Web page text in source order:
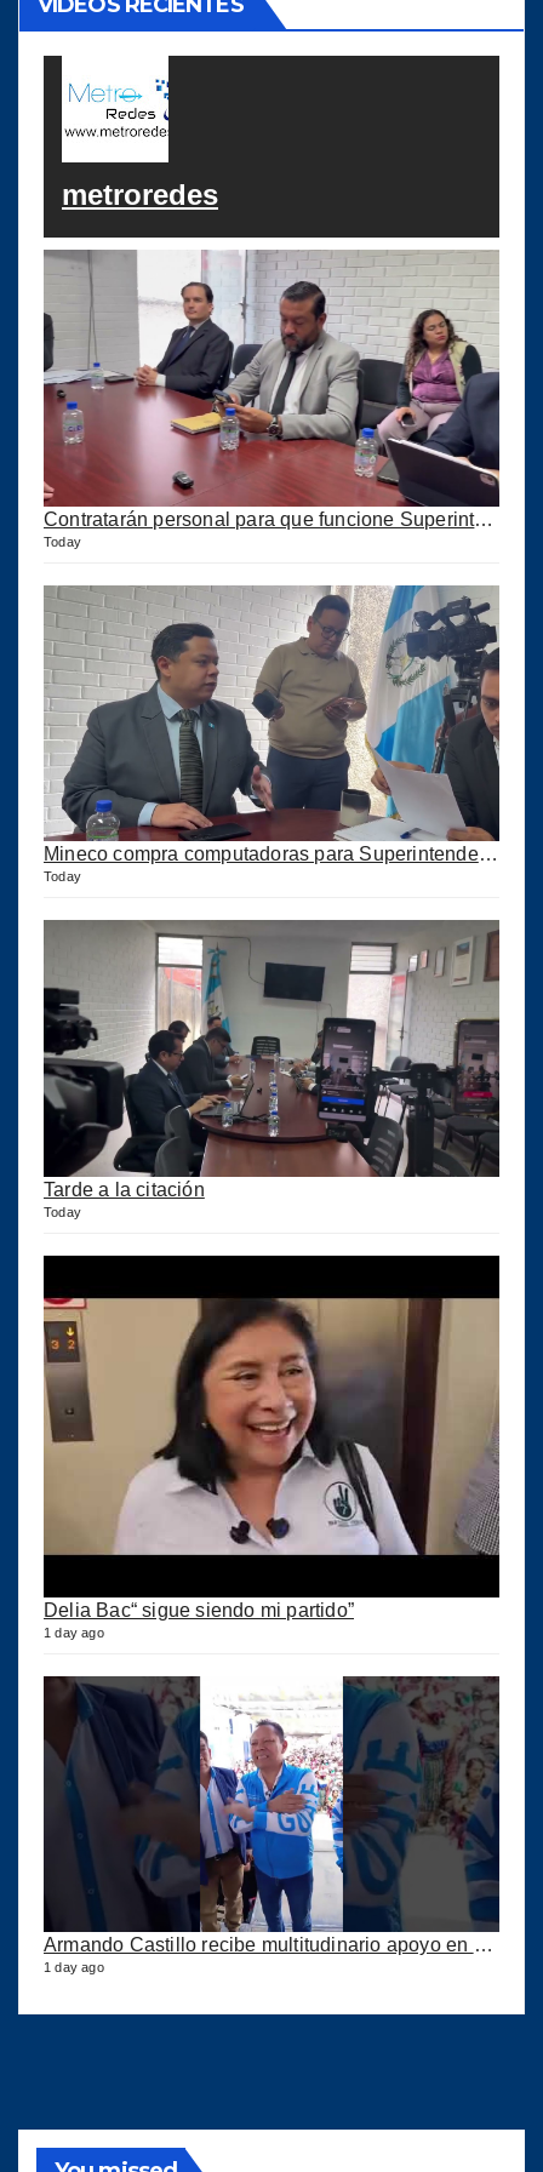
metroredes
Contratarán personal para que funcione Superintendencia de Competencia
Today
Mineco compra computadoras para Superintendencia pero no les llega
Today
Tarde a la citación
Today
Delia Bac“ sigue siendo mi partido”
1 day ago
Armando Castillo recibe multitudinario apoyo en Municipios de Quiché
1 day ago